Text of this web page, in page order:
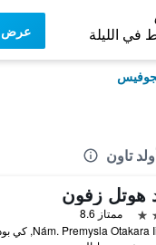
في الليلة عرض
تاون
هوتل زفون
ممتاز 8.6